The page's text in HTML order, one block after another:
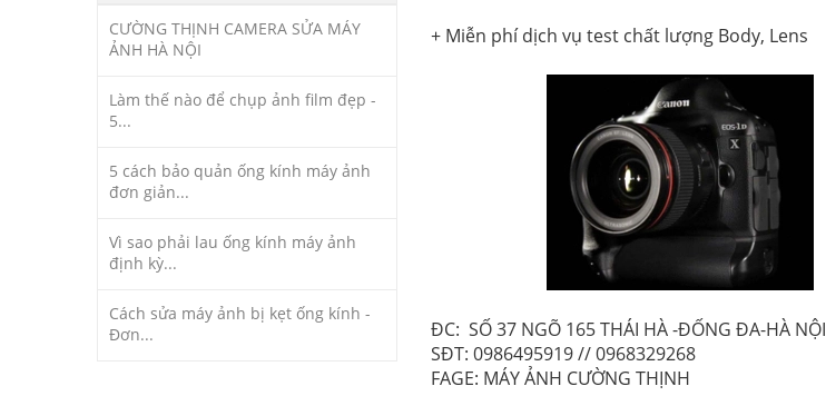
CƯỜNG THỊNH CAMERA SỬA MÁY
ẢNH HÀ NỘI
Làm thế nào để chụp ảnh film đẹp -
5...
5 cách bảo quản ống kính máy ảnh
đơn giản...
Vì sao phải lau ống kính máy ảnh
định kỳ...
Cách sửa máy ảnh bị kẹt ống kính -
Đơn...
+ Miễn phí dịch vụ test chất lượng Body, Lens
ĐC: SỐ 37 NGÕ 165 THÁI HÀ -ĐỐNG ĐA-HÀ NỘI
SĐT: 0986495919 // 0968329268
FAGE: MÁY ẢNH CƯỜNG THỊNH